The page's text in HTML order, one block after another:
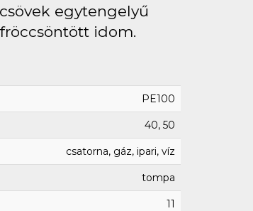
egytengelyű
idom.
PE100
40, 50
csatorna, gáz, ipari, víz
tompa
11